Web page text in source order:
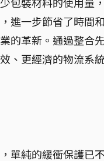
進一步節省了時間
的革新。通過整合
、更經濟的物流系
單純的緩衝保護已